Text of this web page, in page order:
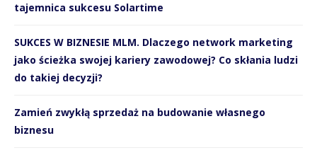
tajemnica sukcesu Solartime
SUKCES W BIZNESIE MLM. Dlaczego network marketing
jako ścieżka swojej kariery zawodowej? Co skłania ludzi
do takiej decyzji?
Zamień zwykłą sprzedaż na budowanie własnego
biznesu